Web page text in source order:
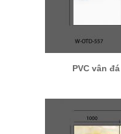
PVC vân